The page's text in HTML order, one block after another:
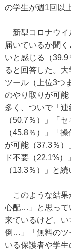
の学生が週1回以
新型コロナウイ
届いているか聞
いと感じる（39.9
ると回答した。
ツール（上位3つ
のやり取りが可能
多く、ついで「
（50.7％）」「
（45.8％）」「
が可能（37.3％）
ド不要（22.1%
（13.3％）」と続
このような結果
心配…」と思って
来ているけど、
倒…」「無料のツ
いる保護者や学